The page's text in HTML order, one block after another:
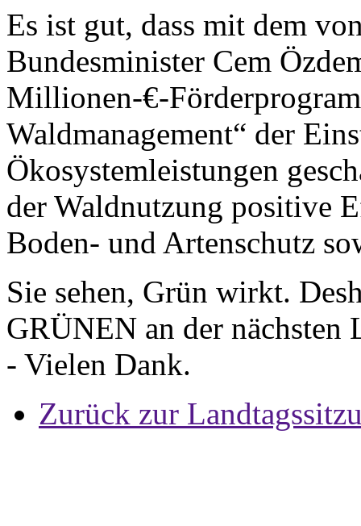
Es ist gut, dass mit dem
Bundesminister Cem
Millionen-€-
Waldmanagement“ der
Ökosystemleistungen
der Waldnutzung positive
Boden- und Artenschutz
Sie sehen, Grün wirkt.
GRÜNEN an der nächsten
- Vielen Dank.
Zurück zur